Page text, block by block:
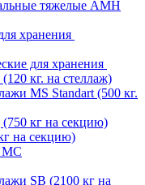
тяжелые AMH
хранения
для хранения
кг. на стеллаж)
MS Standart (500 кг.
кг на секцию)
на секцию)
МС
SB (2100 кг на